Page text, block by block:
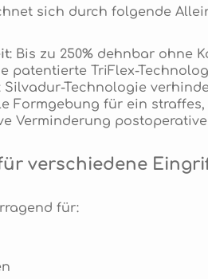
sich durch folgende
: Bis zu 250% dehnbar ohne
patentierte TriFlex-
Silvadur-Technologie
Formgebung für ein
Verminderung
verschiedene
für: